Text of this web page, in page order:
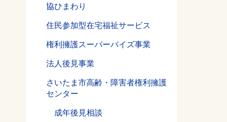
協ひまわり
住民参加型在宅福祉サービス
権利擁護スーパーバイズ事業
法人後見事業
さいたま市高齢・障害者権利擁護
センター
成年後見相談